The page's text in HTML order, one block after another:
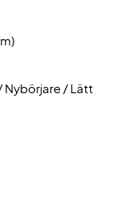
ZERV-racket
strängning för
68 TX med
Nybörjare / Lätt